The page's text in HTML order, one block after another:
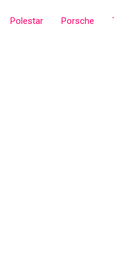
Polestar Porsche